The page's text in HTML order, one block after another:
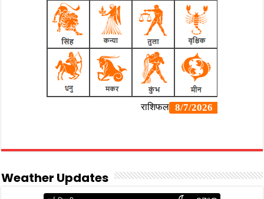
Weather Updates